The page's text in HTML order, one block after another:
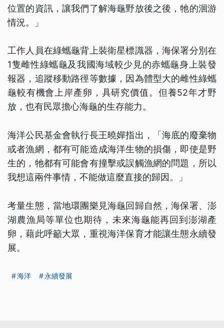
位置的資訊，讓我們了解海龜野放後之後，牠的洄游
情況。」
工作人員在綠蠵龜背上裝衛星標識器，海保署分別在
1隻雌性綠蠵龜及我國海域較少見的赤蠵龜身上裝發
報器，追蹤移動路徑等數據，因為體型大的雌性綠蠵
龜較有機會上岸產卵，具研究價值。但養52年才野
放，也有民眾擔心海龜的生存能力。
海洋公民基金會執行長王曉嬋指出，「海底的廢棄物
或者漁網，都有可能造成海洋生物的損傷，即使是野
生的，牠都有可能會有撞擊或誤觸漁網的問題，所以
我想這兩件事情，不能做這麼直接的歸因。」
考量生態，當地環團樂見海龜回歸自然，海保署、澎
湖農漁局等單位也期待，未來海龜能再回到澎湖產
卵，藉此呼籲大眾，重視海洋保育才能讓生態永續發
展。
海洋 永續發展